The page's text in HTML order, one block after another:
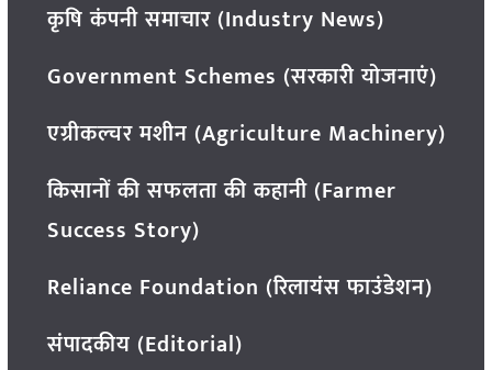
कृषि कंपनी समाचार (Industry News)
Government Schemes (सरकारी योजनाएं)
एग्रीकल्चर मशीन (Agriculture Machinery)
किसानों की सफलता की कहानी (Farmer
Success Story)
Reliance Foundation (रिलायंस फाउंडेशन)
संपादकीय (Editorial)